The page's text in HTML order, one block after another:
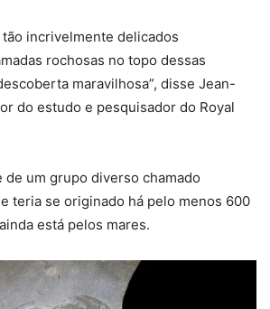
tão incrivelmente delicados
rochosas no topo dessas
maravilhosa”, disse Jean-
do estudo e pesquisador do Royal
de um grupo diverso chamado
teria se originado há pelo menos 600
está pelos mares.